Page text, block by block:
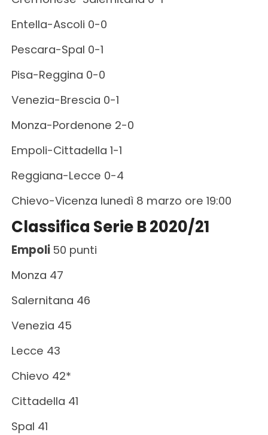
Entella-Ascoli 0-0
Pescara-Spal 0-1
Pisa-Reggina 0-0
Venezia-Brescia 0-1
Monza-Pordenone 2-0
Empoli-Cittadella 1-1
Reggiana-Lecce 0-4
Chievo-Vicenza lunedì 8 marzo ore 19:00
Classifica Serie B 2020/21
Empoli 50 punti
Monza 47
Salernitana 46
Venezia 45
Lecce 43
Chievo 42*
Cittadella 41
Spal 41